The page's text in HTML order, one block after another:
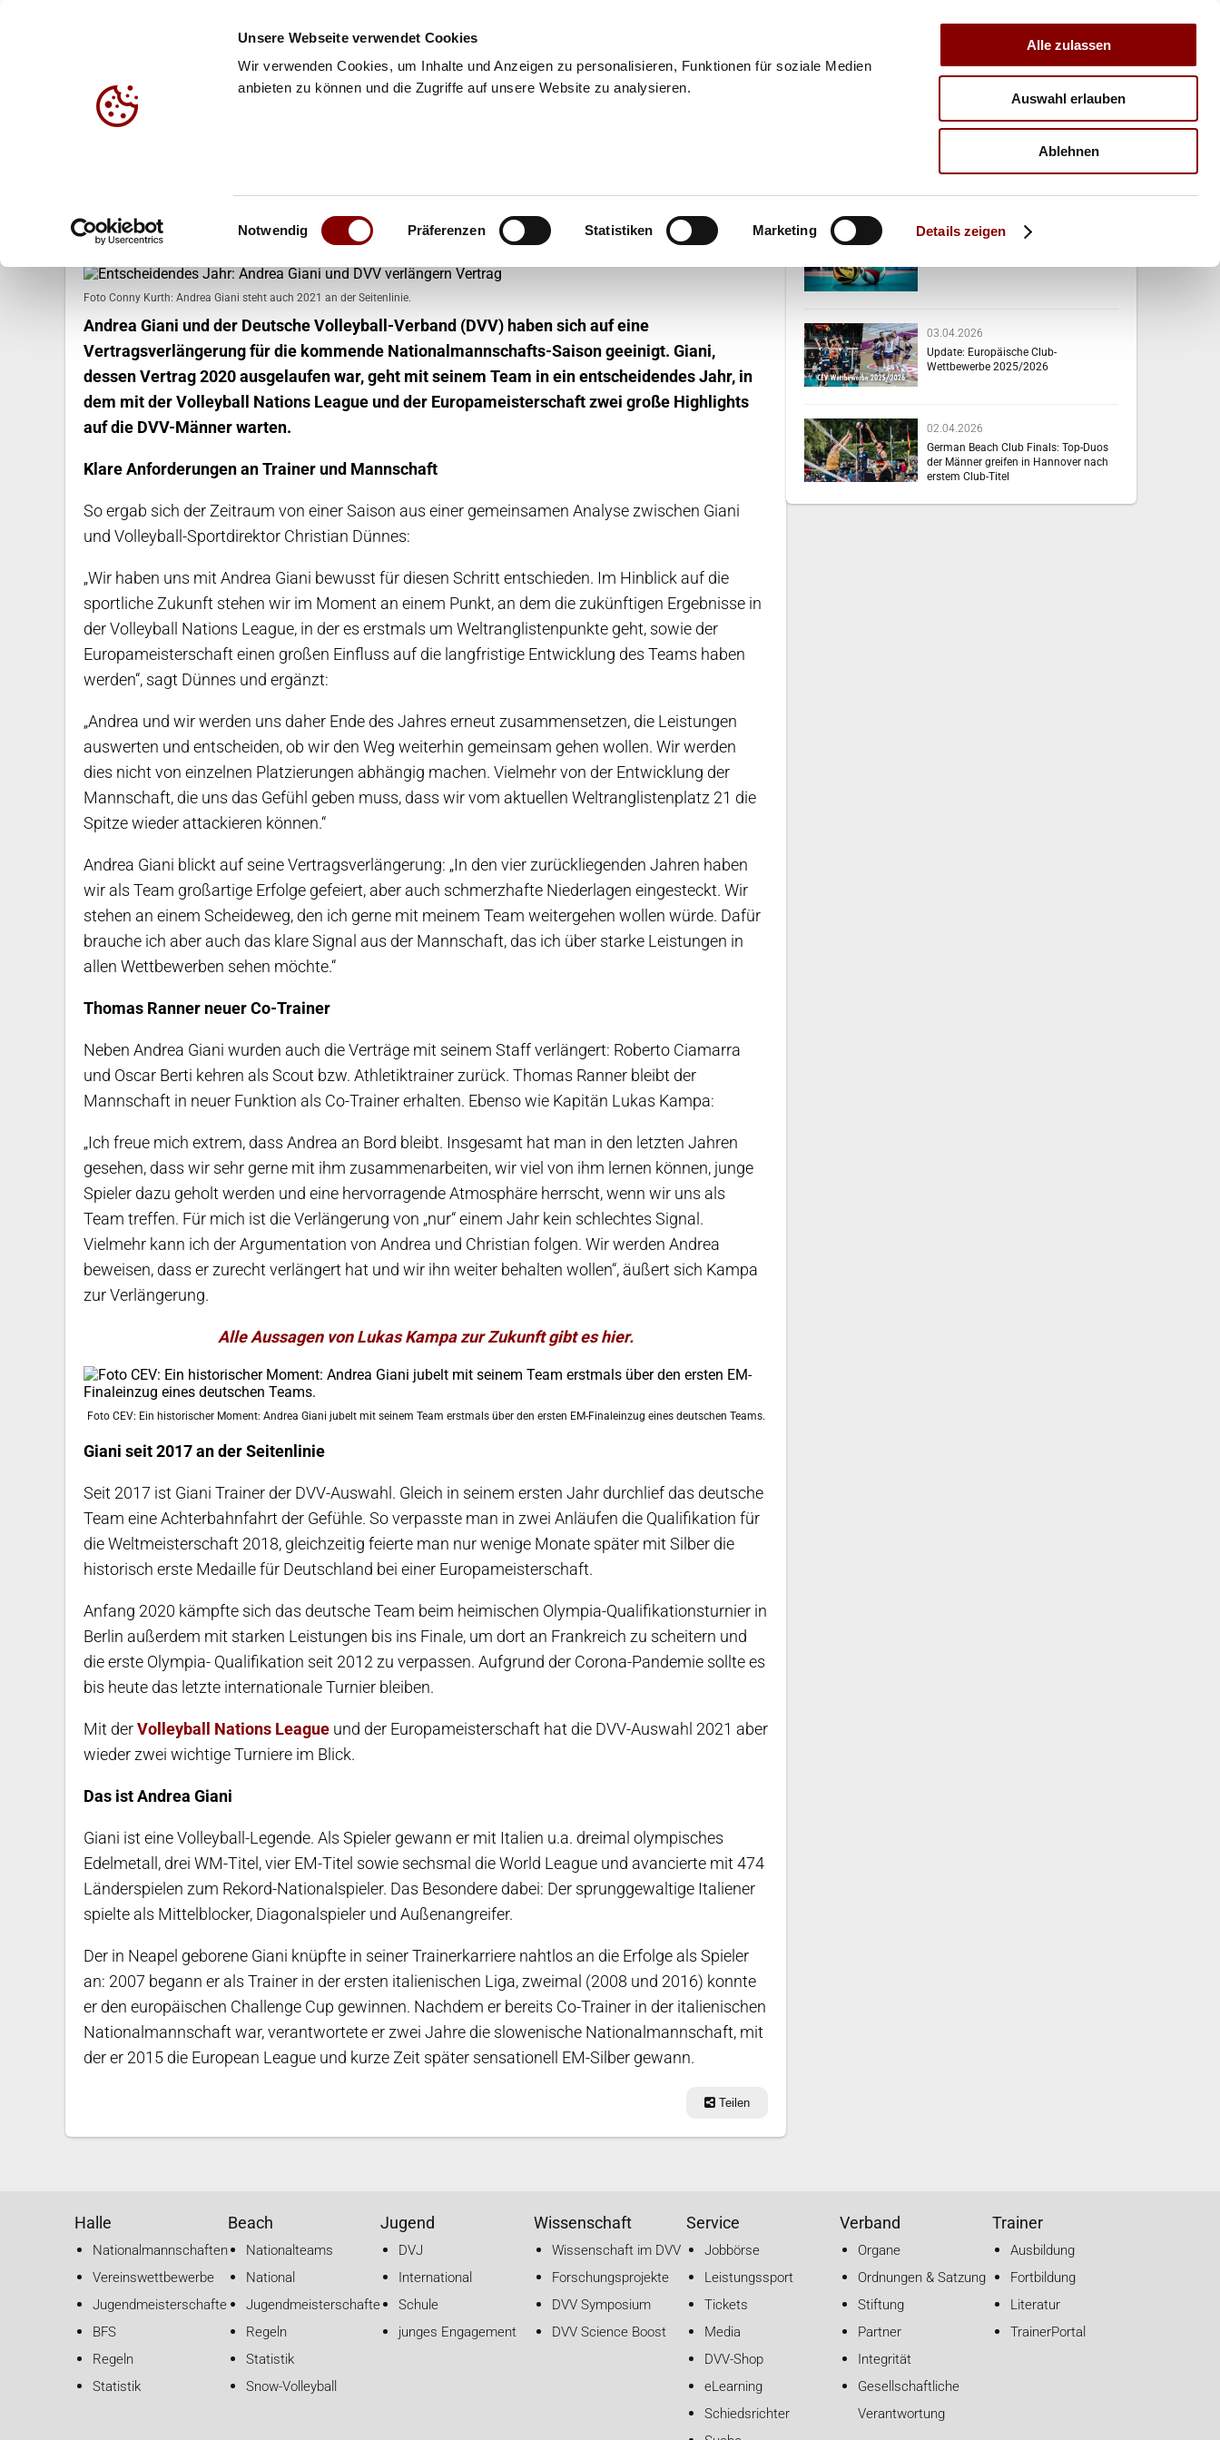
Unsere Webseite verwendet Cookies
Wir verwenden Cookies, um Inhalte und Anzeigen zu personalisieren, Funktionen für soziale Medien
anbieten zu können und die Zugriffe auf unsere Website zu analysieren.
Einwilligungsauswahl
Notwendig Präferenzen Statistiken Marketing Details zeigen
Alle zulassen
Auswahl erlauben
Ablehnen
VERBAND TRAINER
Entscheidendes Jahr: Andrea Giani und DVV verlängern Vertrag
Foto Conny Kurth: Andrea Giani steht auch 2021 an der Seitenlinie.
Andrea Giani und der Deutsche Volleyball-Verband (DVV) haben sich auf eine
Vertragsverlängerung für die kommende Nationalmannschafts-Saison geeinigt. Giani,
dessen Vertrag 2020 ausgelaufen war, geht mit seinem Team in ein entscheidendes Jahr, in
dem mit der Volleyball Nations League und der Europameisterschaft zwei große Highlights
auf die DVV-Männer warten.
Klare Anforderungen an Trainer und Mannschaft
So ergab sich der Zeitraum von einer Saison aus einer gemeinsamen Analyse zwischen Giani
und Volleyball-Sportdirektor Christian Dünnes:
„Wir haben uns mit Andrea Giani bewusst für diesen Schritt entschieden. Im Hinblick auf die
sportliche Zukunft stehen wir im Moment an einem Punkt, an dem die zukünftigen Ergebnisse in
der Volleyball Nations League, in der es erstmals um Weltranglistenpunkte geht, sowie der
Europameisterschaft einen großen Einfluss auf die langfristige Entwicklung des Teams haben
werden“, sagt Dünnes und ergänzt:
„Andrea und wir werden uns daher Ende des Jahres erneut zusammensetzen, die Leistungen
auswerten und entscheiden, ob wir den Weg weiterhin gemeinsam gehen wollen. Wir werden
dies nicht von einzelnen Platzierungen abhängig machen. Vielmehr von der Entwicklung der
Mannschaft, die uns das Gefühl geben muss, dass wir vom aktuellen Weltranglistenplatz 21 die
Spitze wieder attackieren können.“
Andrea Giani blickt auf seine Vertragsverlängerung: „In den vier zurückliegenden Jahren haben
wir als Team großartige Erfolge gefeiert, aber auch schmerzhafte Niederlagen eingesteckt. Wir
stehen an einem Scheideweg, den ich gerne mit meinem Team weitergehen wollen würde. Dafür
brauche ich aber auch das klare Signal aus der Mannschaft, das ich über starke Leistungen in
allen Wettbewerben sehen möchte.“
Thomas Ranner neuer Co-Trainer
Neben Andrea Giani wurden auch die Verträge mit seinem Staff verlängert: Roberto Ciamarra
und Oscar Berti kehren als Scout bzw. Athletiktrainer zurück. Thomas Ranner bleibt der
Mannschaft in neuer Funktion als Co-Trainer erhalten. Ebenso wie Kapitän Lukas Kampa:
„Ich freue mich extrem, dass Andrea an Bord bleibt. Insgesamt hat man in den letzten Jahren
gesehen, dass wir sehr gerne mit ihm zusammenarbeiten, wir viel von ihm lernen können, junge
Spieler dazu geholt werden und eine hervorragende Atmosphäre herrscht, wenn wir uns als
Team treffen. Für mich ist die Verlängerung von „nur“ einem Jahr kein schlechtes Signal.
Vielmehr kann ich der Argumentation von Andrea und Christian folgen. Wir werden Andrea
beweisen, dass er zurecht verlängert hat und wir ihn weiter behalten wollen“, äußert sich Kampa
zur Verlängerung.
Alle Aussagen von Lukas Kampa zur Zukunft gibt es hier.
Foto CEV: Ein historischer Moment: Andrea Giani jubelt mit seinem Team erstmals über den ersten EM-Finaleinzug eines deutschen Teams.
Giani seit 2017 an der Seitenlinie
Seit 2017 ist Giani Trainer der DVV-Auswahl. Gleich in seinem ersten Jahr durchlief das deutsche
Team eine Achterbahnfahrt der Gefühle. So verpasste man in zwei Anläufen die Qualifikation für
die Weltmeisterschaft 2018, gleichzeitig feierte man nur wenige Monate später mit Silber die
historisch erste Medaille für Deutschland bei einer Europameisterschaft.
Anfang 2020 kämpfte sich das deutsche Team beim heimischen Olympia-Qualifikationsturnier in
Berlin außerdem mit starken Leistungen bis ins Finale, um dort an Frankreich zu scheitern und
die erste Olympia- Qualifikation seit 2012 zu verpassen. Aufgrund der Corona-Pandemie sollte es
bis heute das letzte internationale Turnier bleiben.
Mit derVolleyball Nations League und der Europameisterschaft hat die DVV-Auswahl 2021 aber
wieder zwei wichtige Turniere im Blick.
Das ist Andrea Giani
Giani ist eine Volleyball-Legende. Als Spieler gewann er mit Italien u.a. dreimal olympisches
Edelmetall, drei WM-Titel, vier EM-Titel sowie sechsmal die World League und avancierte mit 474
Länderspielen zum Rekord-Nationalspieler. Das Besondere dabei: Der sprunggewaltige Italiener
spielte als Mittelblocker, Diagonalspieler und Außenangreifer.
Der in Neapel geborene Giani knüpfte in seiner Trainerkarriere nahtlos an die Erfolge als Spieler
an: 2007 begann er als Trainer in der ersten italienischen Liga, zweimal (2008 und 2016) konnte
er den europäischen Challenge Cup gewinnen. Nachdem er bereits Co-Trainer in der italienischen
Nationalmannschaft war, verantwortete er zwei Jahre die slowenische Nationalmannschaft, mit
der er 2015 die European League und kurze Zeit später sensationell EM-Silber gewann.
Teilen
07.04.2026
03.04.2026
Update: Europäische Club-
Wettbewerbe 2025/2026
02.04.2026
German Beach Club Finals: Top-Duos
der Männer greifen in Hannover nach
erstem Club-Titel
Halle
Nationalmannschaften
Vereinswettbewerbe
Jugendmeisterschaften
BFS
Regeln
Statistik
Beach
Nationalteams
National
Jugendmeisterschaften
Regeln
Statistik
Snow-Volleyball
Jugend
DVJ
International
Schule
junges Engagement
Wissenschaft
Wissenschaft im DVV
Forschungsprojekte
DVV Symposium
DVV Science Boost
Service
Jobbörse
Leistungssport
Tickets
Media
DVV-Shop
eLearning
Schiedsrichter
Verband
Organe
Ordnungen & Satzung
Stiftung
Partner
Integrität
Gesellschaftliche
Verantwortung
Trainer
Ausbildung
Fortbildung
Literatur
TrainerPortal